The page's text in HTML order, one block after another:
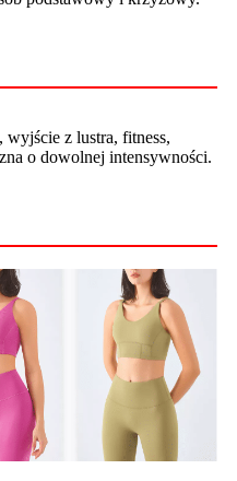
z lustra, fitness,
o dowolnej intensywności.